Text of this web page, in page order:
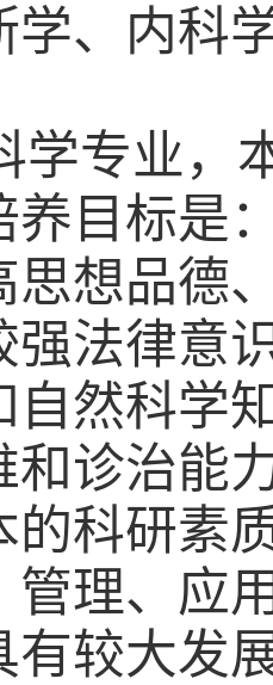
学、内科
学专业，
养目标是
思想品德
强法律意
自然科学
和诊治能
的科研素
管理、应
有较大发